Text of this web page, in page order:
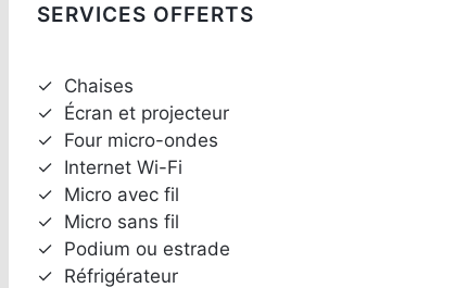
SERVICES OFFERTS
✓ Chaises
✓ Écran et projecteur
✓ Four micro-ondes
✓ Internet Wi-Fi
✓ Micro avec fil
✓ Micro sans fil
✓ Podium ou estrade
✓ Réfrigérateur